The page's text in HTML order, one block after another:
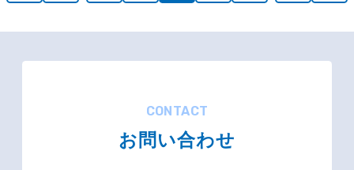
CONTACT
お問い合わせ